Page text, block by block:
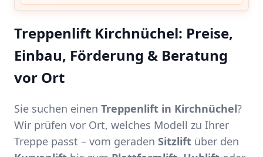
Treppenlift Kirchnüchel: Preise,
Einbau, Förderung & Beratung
vor Ort
Sie suchen einen Treppenlift in Kirchnüchel?
Wir prüfen vor Ort, welches Modell zu Ihrer
Treppe passt – vom geraden Sitzlift über den